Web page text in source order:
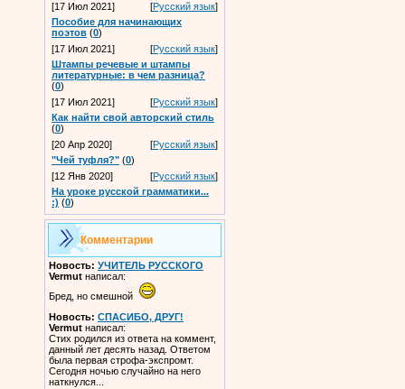
[17 Июл 2021]
[Русский язык]
Пособие для начинающих
поэтов (0)
[17 Июл 2021]
[Русский язык]
Штампы речевые и штампы
литературные: в чем разница?
(0)
[17 Июл 2021]
[Русский язык]
Как найти свой авторский стиль
(0)
[20 Апр 2020]
[Русский язык]
"Чей туфля?" (0)
[12 Янв 2020]
[Русский язык]
На уроке русской грамматики...
:) (0)
Комментарии
Новость: УЧИТЕЛЬ РУССКОГО
Vermut написал:
Бред, но смешной
Новость: СПАСИБО, ДРУГ!
Vermut написал:
Стих родился из ответа на коммент,
данный лет десять назад. Ответом
была первая строфа-экспромт.
Сегодня ночью случайно на него
наткнулся...